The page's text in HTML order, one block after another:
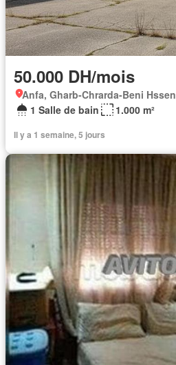
50.000 DH/mois
Anfa, Gharb-Chrarda-Beni Hssen
1 Salle de bain
1.000 m²
Il y a 1 semaine, 5 jours